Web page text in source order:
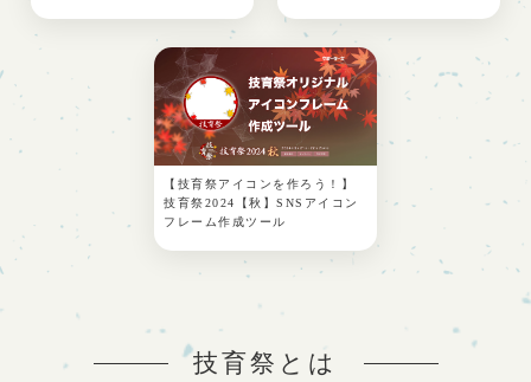
【技育祭アイコンを作ろう！】
技育祭2024【秋】SNSアイコン
フレーム作成ツール
技育祭とは